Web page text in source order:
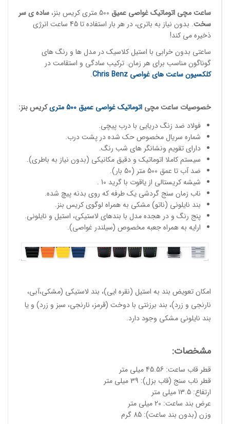
ساعت مچی اتوماتیکغواصی عمیق
ساده ی سر
سخت
. بدون نیاز به باتری، در هر بار استفاده تا 45 ساعت انرژی
ذخیره می کند!
ساعتی بدون خرابی با استیل کلاسیک در مدل ها و رنگ های
گوناگون مناسب برای هر زمان. ترکیب سادگی و استقامت در
کلکسیون ساعت های غواصی Chris Benz
.
خصوصیات ساعت مچی اتوماتیک غواصی عمیق 500 متری
کریس بنز:
فولاد ضد زنگ دریایی با درب پیچی.
شماره سریال مخصوص حک شده در پشت درب.
دارای تقویم ونشانگر های شب رنگ.
سیستم کاملا اتوماتیک و دقیق مکانیکی (بدون نیاز به باطری).
ضد آب تا عمق 500 متر (50 بار).
شیشه کریستالی از یاقوت با گرید 10 .
ناب زمان سنج گردشی یک طرفه که روی بدنه پیچ شده.
بند نایلونی (ناتو) مشکی به همراه لوگوی کریس بنز.
پنج رنگ و در هجده مدل با بندهای لاستیکی، استیل و نایلونی.
ارایه به همراه جعبه مخصوص (سیلندر غواصی).
امکان تعویض بند به استیل (نقره ایی)، بند لاستیکی (مشکی،آبی،
نارنجی و زرد)، بند برزنتی با دوخت (قرمز، نارنجی، سبز و زرد) و یا
بند نایلونی مشکی وجود دارد.
مشخصات:
قطر قاب ساعت: 45.56 میلی متر
قطر ناب سنج (قاب بزل): 39 میلی متر
ارتفاع: 13.5 میلی متر
عرض بند ساعت: 20 میلی متر
وزن (بدون بند ساعت): 85 گرم